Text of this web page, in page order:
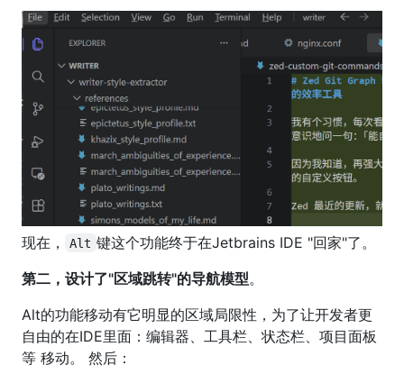
现在， Alt 键这个功能终于在Jetbrains IDE "回家"了。
第二，设计了"区域跳转"的导航模型。
Alt的功能移动有它明显的区域局限性，为了让开发者更
自由的在IDE里面：编辑器、工具栏、状态栏、项目面板
等 移动。 然后：